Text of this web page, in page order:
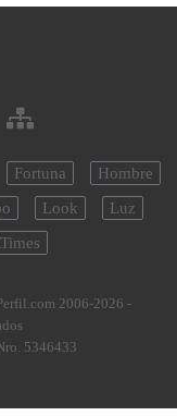
Fortuna
Hombre
Look
Luz
2006-2026 -
5346433